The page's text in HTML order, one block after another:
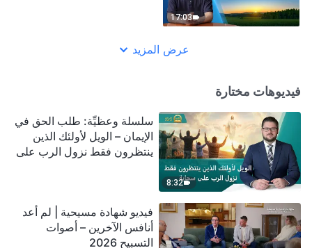
17:03
عرض المزيد
فيديوهات مختارة
8:32
سلسلة وعظيِّة: طلب الحق في
الإيمان – الويل لأولئك الذين
ينتظرون فقط نزول الرب على
فيديو شهادة مسيحية | لم أعد
أنافس الآخرين – أصوات
التسبيح 2026